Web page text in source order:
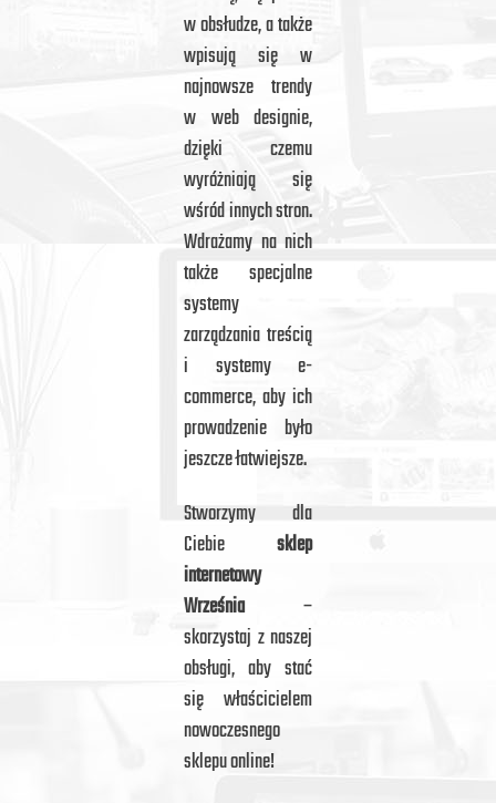
w obsłudze, a także
wpisują się w
najnowsze trendy
w web designie,
dzięki czemu
wyróżniają się
wśród innych stron.
Wdrażamy na nich
także specjalne
systemy
zarządzania treścią
i systemy e-
commerce, aby ich
prowadzenie było
jeszcze łatwiejsze.
Stworzymy dla
Ciebie sklep
internetowy
Września–
skorzystaj z naszej
obsługi, aby stać
się właścicielem
nowoczesnego
sklepu online!